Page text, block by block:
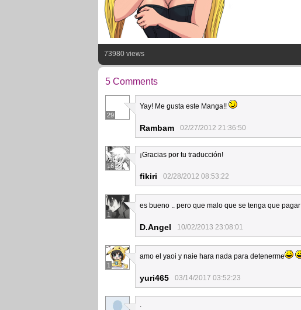
73980 views
5 Comments
29
Yay! Me gusta este Manga!!
Rambam 02/27/2012 21:36:50
16
¡Gracias por tu traducción!
fikiri 02/28/2012 08:53:22
1
es bueno .. pero que malo que se tenga que pagar
D.Angel 10/02/2013 23:08:01
1
amo el yaoi y naie hara nada para detenerme
yuri465 03/14/2017 03:52:23
.